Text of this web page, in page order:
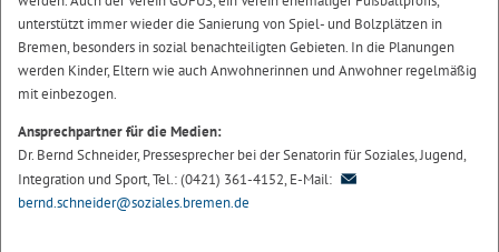
unterstützt immer wieder die Sanierung von Spiel- und Bolzplätzen in
Bremen, besonders in sozial benachteiligten Gebieten. In die Planungen
werden Kinder, Eltern wie auch Anwohnerinnen und Anwohner regelmäßig
mit einbezogen.
Ansprechpartner für die Medien:
Dr. Bernd Schneider, Pressesprecher bei der Senatorin für Soziales, Jugend,
Integration und Sport, Tel.: (0421) 361-4152, E-Mail:
bernd.schneider@soziales.bremen.de